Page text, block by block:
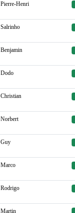
Pierre-Henri
Salrinho
Benjamin
Dodo
Christian
Norbert
Guy
Marco
Rodrigo
Martin